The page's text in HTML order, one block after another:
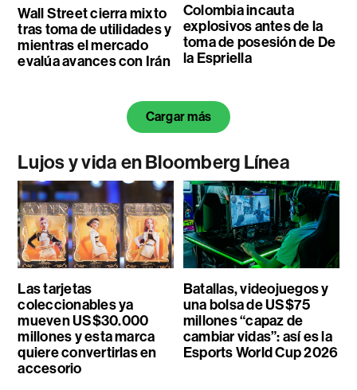
Wall Street cierra mixto
tras toma de utilidades y
mientras el mercado
evalúa avances con Irán
Colombia incauta
explosivos antes de la
toma de posesión de De
la Espriella
Cargar más
Lujos y vida en Bloomberg Línea
Las tarjetas
coleccionables ya
mueven US$30.000
millones y esta marca
quiere convertirlas en
accesorio
Batallas, videojuegos y
una bolsa de US$75
millones “capaz de
cambiar vidas”: así es la
Esports World Cup 2026